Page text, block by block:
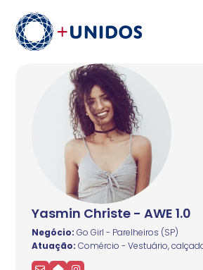
Yasmin Christe - AWE 1.0
Negócio: Go Girl - Parelheiros (SP)
Atuação: Comércio - Vestuário,